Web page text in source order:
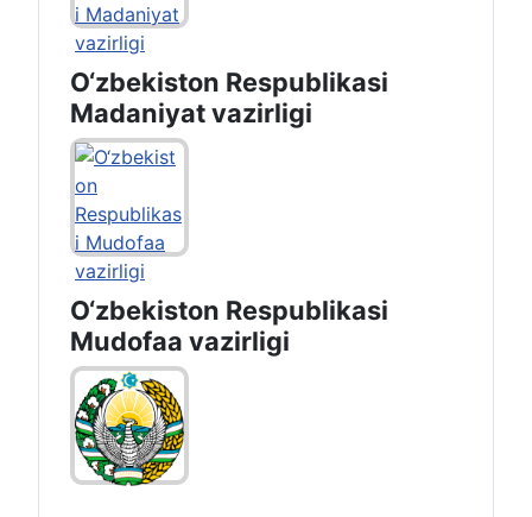
O‘zbekiston Respublikasi
Madaniyat vazirligi
O‘zbekiston Respublikasi
Mudofaa vazirligi